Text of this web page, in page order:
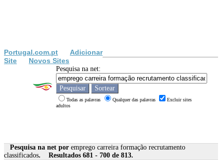
Portugal.com.pt
Adicionar
Site
Novos Sites
Pesquisa na net:
Todas as palavras Qualquer das palavras
Excluir sites
adultos
Pesquisa na net por emprego carreira formação recrutamento
classificados. Resultados 681 - 700 de 813.